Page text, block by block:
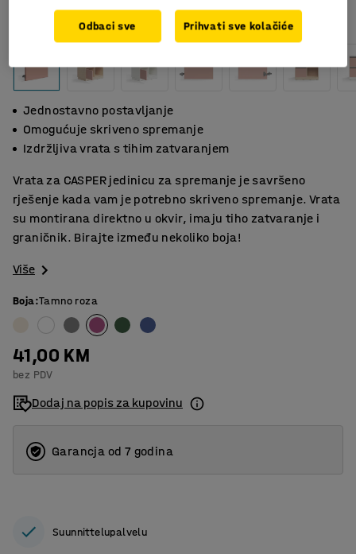
Jednostavno postavljanje
Omogućuje skriveno spremanje
Izdržljiva vrata s tihim zatvaranjem
Vrata za CASPER jedinicu za spremanje je savršeno
rješenje kada vam je potrebno skriveno spremanje. Vrata
su montirana direktno u okvir, imaju tiho zatvaranje i
graničnik. Birajte između nekoliko boja!
Više
Boja:Tamno roza
41,00 KM
bez PDV
Dodaj na popis za kupovinu
Garancja od 7 godina
Suunnittelupalvelu
Odbaci sve Prihvati sve kolačiće